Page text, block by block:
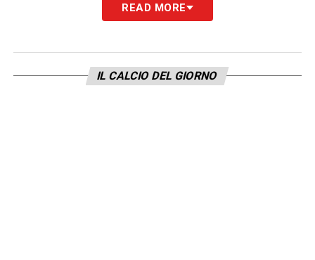
READ MORE
IL CALCIO DEL GIORNO